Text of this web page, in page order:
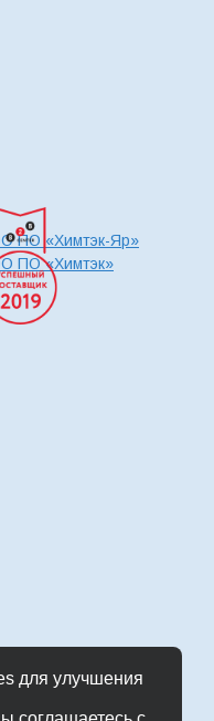
ПО «Химтэк-Яр»
ПО «Химтэк»
для улучшения